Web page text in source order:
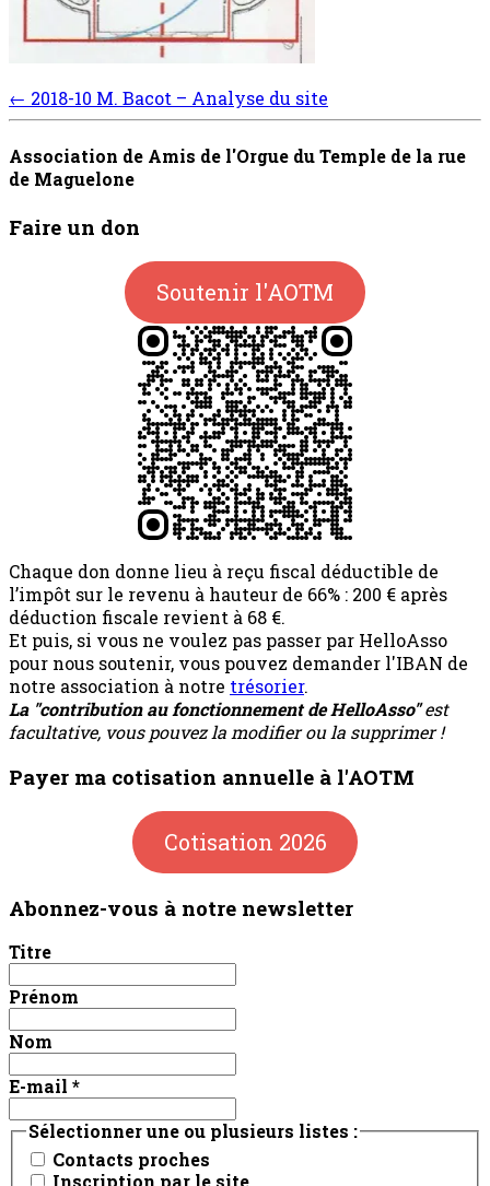
Post
navigation
← 2018-10 M. Bacot – Analyse du site
Association de Amis de l'Orgue du Temple de la rue
de Maguelone
Faire un don
Soutenir l'AOTM
Chaque don donne lieu à reçu fiscal déductible de
l’impôt sur le revenu à hauteur de 66% : 200 € après
déduction fiscale revient à 68 €.
Et puis, si vous ne voulez pas passer par HelloAsso
pour nous soutenir, vous pouvez demander l'IBAN de
notre association à notre trésorier.
La "contribution au fonctionnement de HelloAsso"est
facultative, vous pouvez la modifier ou la supprimer !
Payer ma cotisation annuelle à l'AOTM
Cotisation 2026
Abonnez-vous à notre newsletter
Titre
Prénom
Nom
E-mail *
Sélectionner une ou plusieurs listes :
Contacts proches
Inscription par le site